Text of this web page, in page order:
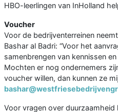
HBO-leerlingen van InHolland
Voucher
Voor de bedrijventerreinen
Bashar al Badri: “Voor het
samenbrengen van kennissen
Mochten er nog ondernemers
voucher willen, dan kunnen ze
Voor vragen over